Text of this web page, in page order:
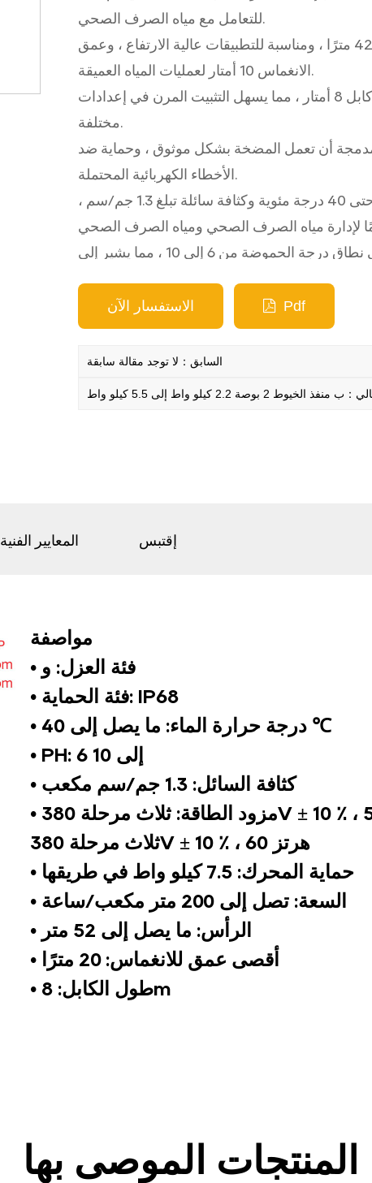
تصميم طويل الأمد: تم تصميم المضخة برأس 42 مترًا ، ومناسبة للتطبيقات عالية الارتفاع ، وعمق
التثبيت سهل الاستخدام: تتميز المضخة بطول كابل 8 أمتار ، مما يسهل التثبيت المرن في إعدادات
أن تعمل المضخة بشكل موثوق ، وحماية ضد
معالجة المياه الأمثل: مع تحمل درجة حرارة الماء حتى 40 درجة مئوية وكثافة سائلة تبلغ 1.3 جم/سم ،
المقاومة الكيميائية: تعمل المضخة بشكل فعال في نطاق درجة الحموضة من 6 إلى 10 ، مما يشير إلى
متنوعة من التطبيقات ، من إدارة الصرف الصحي
الجودة والتصميم المباشر الصيانة المريحة وتقليل
الاستفسار الآن Pdf
السابق：لا توجد مقالة سابقة
：ب منفذ الخيوط 2 بوصة 2.2 كيلو واط إلى 5.5 كيلو واط
المعايير الفنية إقتبس
مواصفة
• فئة العزل: و
• فئة الحماية: IP68
• درجة حرارة الماء: ما يصل إلى 40 ℃
• PH: 6 إلى 10
• كثافة السائل: 1.3 جم/سم مكعب
ثلاث مرحلة 380V ± 10 ٪ ، 60 هرتز
• حماية المحرك: 7.5 كيلو واط في طريقها
• السعة: تصل إلى 200 متر مكعب/ساعة
• الرأس: ما يصل إلى 52 متر
• أقصى عمق للانغماس: 20 مترًا
• طول الكابل: 8m
المنتجات الموصى بها